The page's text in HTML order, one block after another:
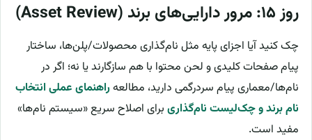
روز ۱۵: مرور دارایی‌های برند (Asset Review)
چک کنید آیا اجزای پایه مثل نام‌گذاری محصولات/پلن‌ها، ساختار
پیام صفحات کلیدی و لحن محتوا با هم سازگارند یا نه؛ اگر در
نام‌ها/معماری پیام سردرگمی دارید، مطالعهراهنمای عملی انتخاب
نام برند و چک‌لیست نام‌گذاری برای اصلاح سریع «سیستم نام‌ها»
مفید است.